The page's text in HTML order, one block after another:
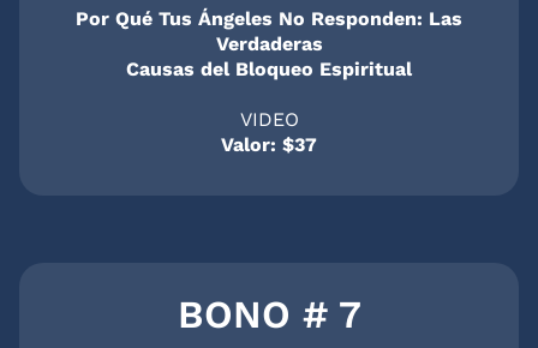
Por Qué Tus Ángeles No Responden: Las
Verdaderas
Causas del Bloqueo Espiritual
VIDEO
Valor: $37
BONO # 7